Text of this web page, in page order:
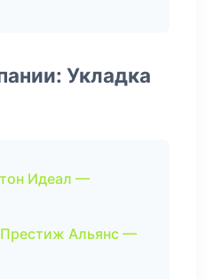
Укладка
Идеал —
Альянс —